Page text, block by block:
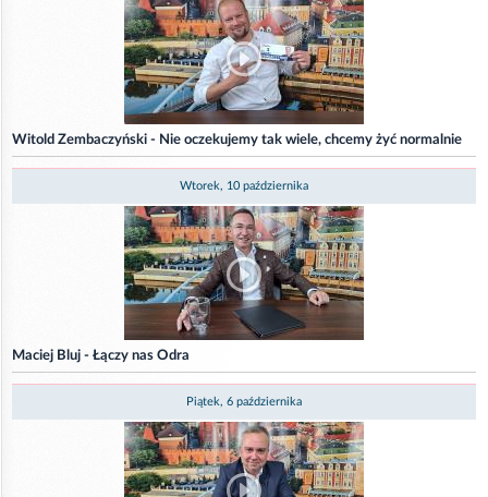
Witold Zembaczyński - Nie oczekujemy tak wiele, chcemy żyć normalnie
Wtorek, 10 października
Maciej Bluj - Łączy nas Odra
Piątek, 6 października